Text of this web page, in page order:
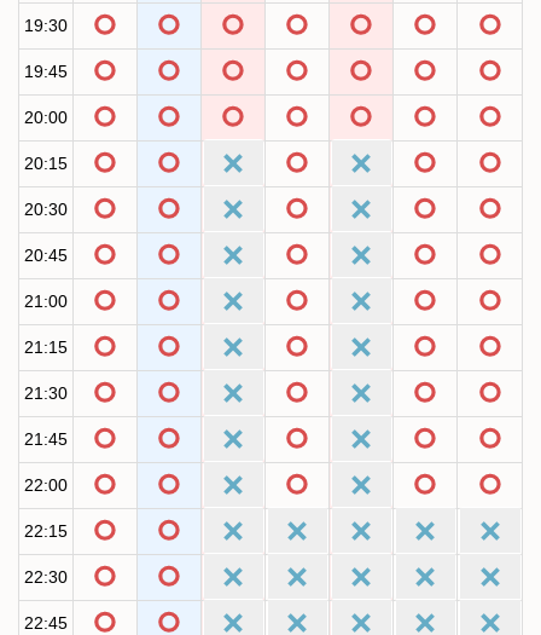
19:30
19:45
20:00
20:15
20:30
20:45
21:00
21:15
21:30
21:45
22:00
22:15
22:30
22:45